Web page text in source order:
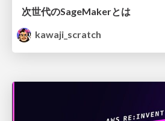
次世代のSageMakerとは
kawaji_scratch